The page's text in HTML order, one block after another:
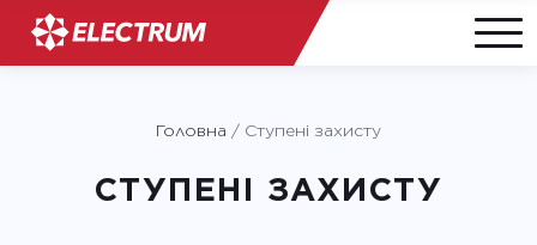
Головна / Ступені захисту
СТУПЕНІ ЗАХИСТУ